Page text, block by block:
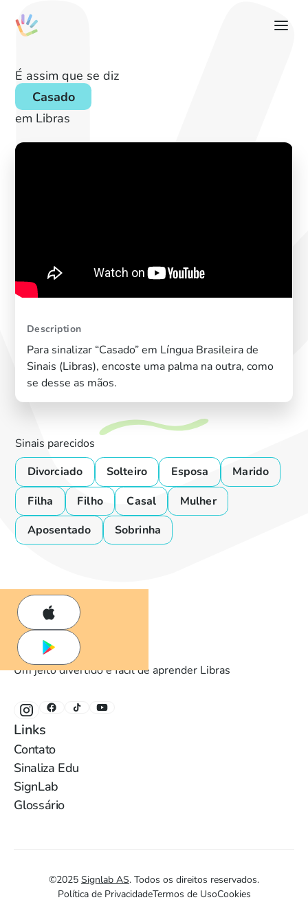
É assim que se diz
Casado
em Libras
Description
Para sinalizar “Casado” em Língua Brasileira de
Sinais (Libras), encoste uma palma na outra, como
se desse as mãos.
Sinais parecidos
Divorciado
Solteiro Esposa
Marido
Filha
Filho Casal
Mulher
Aposentado
Sobrinha
Um jeito divertido e fácil de aprender Libras
Links
Contato
Sinaliza Edu
SignLab
Glossário
©2025 Signlab AS. Todos os direitos reservados.
Política de PrivacidadeTermos de UsoCookies